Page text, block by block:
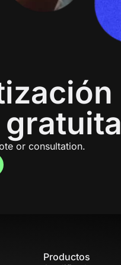
or consultation.
Productos